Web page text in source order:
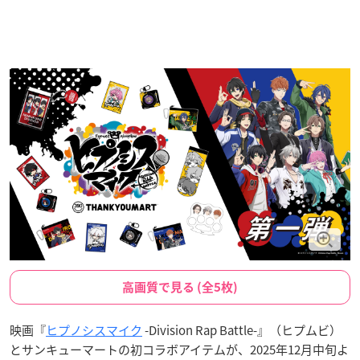
高画質で見る (全5枚)
映画『ヒプノシスマイク -Division Rap Battle-』（ヒプムビ）
とサンキューマートの初コラボアイテムが、2025年12月中旬よ